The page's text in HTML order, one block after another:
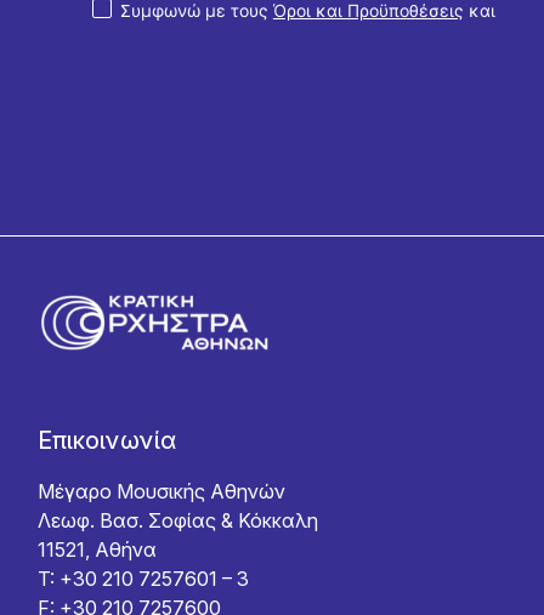
Συμφωνώ με τους Όροι και Προϋποθέσεις και
Επικοινωνία
Μέγαρο Μουσικής Αθηνών
Λεωφ. Βασ. Σοφίας & Κόκκαλη
11521, Αθήνα
T: +30 210 7257601 – 3
F: +30 210 7257600